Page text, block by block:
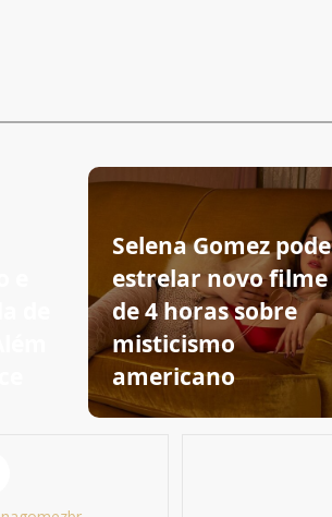
Selena Gomez pode
estrelar novo filme
de 4 horas sobre
misticismo
americano